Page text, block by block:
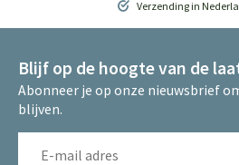
Verzending in
Blijf op de hoogte van de
Abonneer je op onze nieuwsbrief
blijven.